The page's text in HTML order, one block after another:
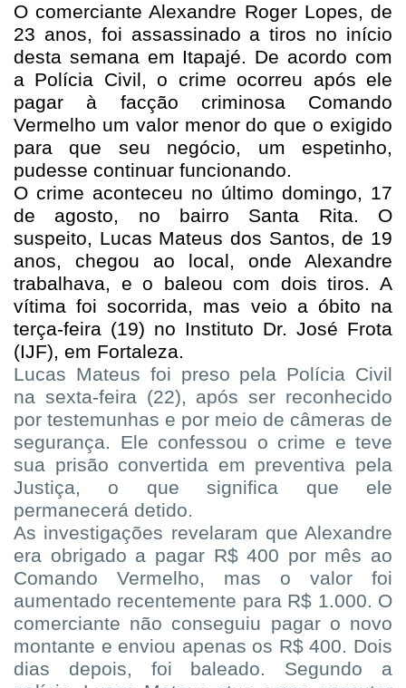
O comerciante Alexandre Roger Lopes, de
23 anos, foi assassinado a tiros no início
desta semana em Itapajé. De acordo com
a Polícia Civil, o crime ocorreu após ele
pagar à facção criminosa Comando
Vermelho um valor menor do que o exigido
para que seu negócio, um espetinho,
pudesse continuar funcionando.
O crime aconteceu no último domingo, 17
de agosto, no bairro Santa Rita. O
suspeito, Lucas Mateus dos Santos, de 19
anos, chegou ao local, onde Alexandre
trabalhava, e o baleou com dois tiros. A
vítima foi socorrida, mas veio a óbito na
terça-feira (19) no Instituto Dr. José Frota
(IJF), em Fortaleza.
Lucas Mateus foi preso pela Polícia Civil
na sexta-feira (22), após ser reconhecido
por testemunhas e por meio de câmeras de
segurança. Ele confessou o crime e teve
sua prisão convertida em preventiva pela
Justiça, o que significa que ele
permanecerá detido.
As investigações revelaram que Alexandre
era obrigado a pagar R$ 400 por mês ao
Comando Vermelho, mas o valor foi
aumentado recentemente para R$ 1.000. O
comerciante não conseguiu pagar o novo
montante e enviou apenas os R$ 400. Dois
dias depois, foi baleado. Segundo a